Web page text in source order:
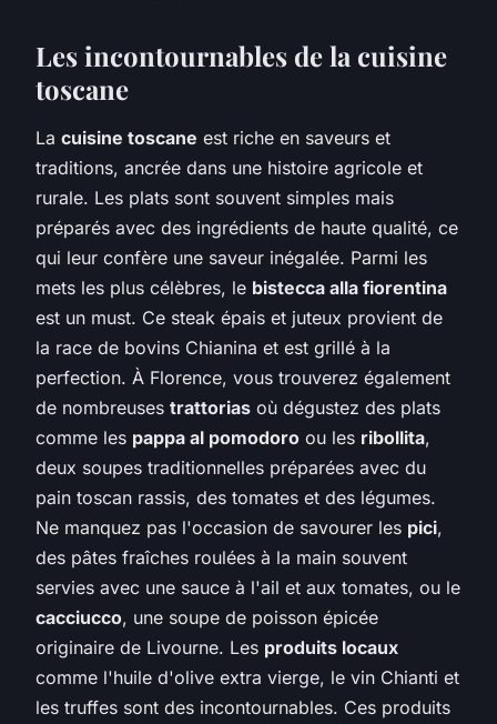
Les incontournables de la cuisine
toscane
La cuisine toscane est riche en saveurs et
traditions, ancrée dans une histoire agricole et
rurale. Les plats sont souvent simples mais
préparés avec des ingrédients de haute qualité, ce
qui leur confère une saveur inégalée. Parmi les
mets les plus célèbres, le bistecca alla fiorentina
est un must. Ce steak épais et juteux provient de
la race de bovins Chianina et est grillé à la
perfection. À Florence, vous trouverez également
de nombreuses trattorias où dégustez des plats
comme les pappa al pomodoro ou les ribollita,
deux soupes traditionnelles préparées avec du
pain toscan rassis, des tomates et des légumes.
Ne manquez pas l'occasion de savourer les pici,
des pâtes fraîches roulées à la main souvent
servies avec une sauce à l'ail et aux tomates, ou le
cacciucco, une soupe de poisson épicée
originaire de Livourne. Les produits locaux
comme l'huile d'olive extra vierge, le vin Chianti et
les truffes sont des incontournables. Ces produits